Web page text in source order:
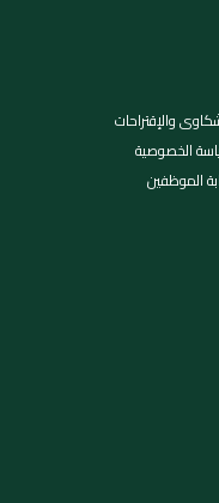
والإقتراحات
الخصوصية
الموظفين